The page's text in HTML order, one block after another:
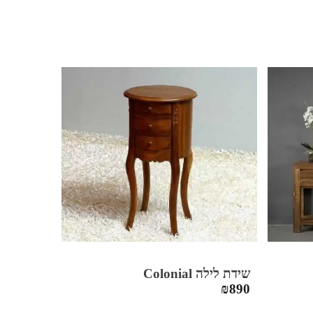
שידת לילה Colonial
₪890